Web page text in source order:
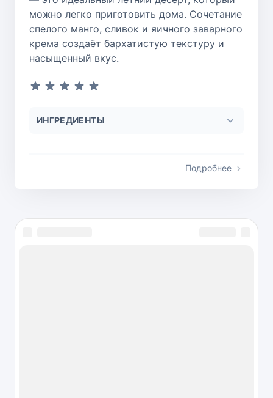
можно легко приготовить дома. Сочетание
спелого манго, сливок и яичного заварного
крема создаёт бархатистую текстуру и
насыщенный вкус.
ИНГРЕДИЕНТЫ
Подробнее